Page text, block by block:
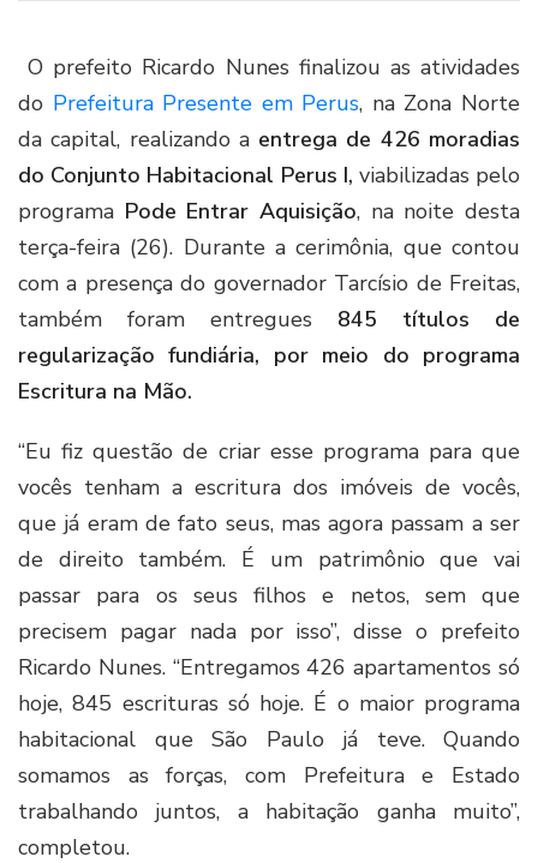
O prefeito Ricardo Nunes finalizou as atividades
do Prefeitura Presente em Perus, na Zona Norte
da capital, realizando aentrega de 426 moradias
do Conjunto Habitacional Perus I, viabilizadas pelo
programa Pode Entrar Aquisição, na noite desta
terça-feira (26). Durante a cerimônia, que contou
com a presença do governador Tarcísio de Freitas,
também foram entregues 845 títulos de
regularização fundiária, por meio do programa
Escritura na Mão.
“Eu fiz questão de criar esse programa para que
vocês tenham a escritura dos imóveis de vocês,
que já eram de fato seus, mas agora passam a ser
de direito também. É um patrimônio que vai
passar para os seus filhos e netos, sem que
precisem pagar nada por isso”, disse o prefeito
Ricardo Nunes. “Entregamos 426 apartamentos só
hoje, 845 escrituras só hoje. É o maior programa
habitacional que São Paulo já teve. Quando
somamos as forças, com Prefeitura e Estado
trabalhando juntos, a habitação ganha muito”,
completou.